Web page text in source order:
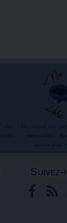
Suivez-